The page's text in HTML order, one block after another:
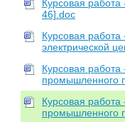
Курсовая работа
46].doc
Курсовая работа
электрической
Курсовая
промышленного
Курсовая
промышленного